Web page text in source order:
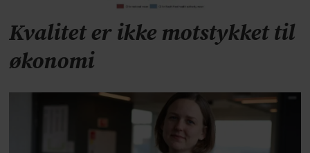
Kvalitet er ikke motstykket til
økonomi